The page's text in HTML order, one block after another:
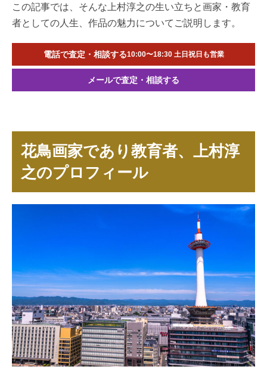
この記事では、そんな上村淳之の生い立ちと画家・教育
者としての人生、作品の魅力についてご説明します。
電話で査定・相談する10:00〜18:30 土日祝日も営業
メールで査定・相談する
花鳥画家であり教育者、上村淳
之のプロフィール